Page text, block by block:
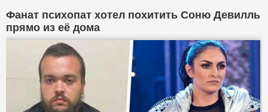
Фанат психопат хотел похитить Соню Девилль
прямо из её дома